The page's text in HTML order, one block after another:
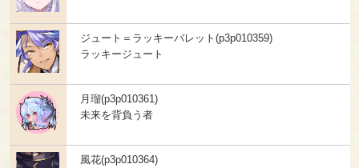
ジュート＝ラッキーバレット(p3p010359)
ラッキージュート
月瑠(p3p010361)
未来を背負う者
風花(p3p010364)